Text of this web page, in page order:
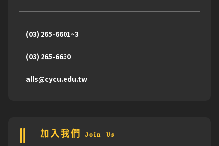
(03) 265-6601~3
(03) 265-6630
alls@cycu.edu.tw
加入我們 Join Us